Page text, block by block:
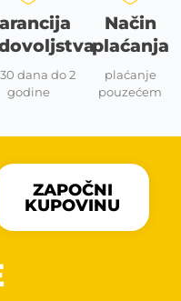
dana do 2
godine
Način
plaćanja
plaćanje
pouzećem
ZAPOČNI
KUPOVINU